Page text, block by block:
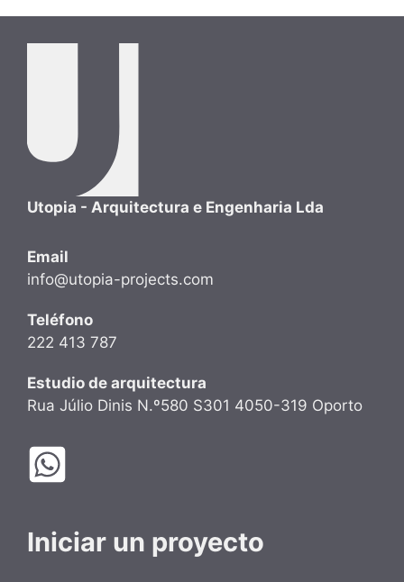
Utopia - Arquitectura e Engenharia Lda
Email
info@utopia-projects.com
Teléfono
222 413 787
Estudio de arquitectura
Rua Júlio Dinis N.º580 S301 4050-319 Oporto
Iniciar un proyecto